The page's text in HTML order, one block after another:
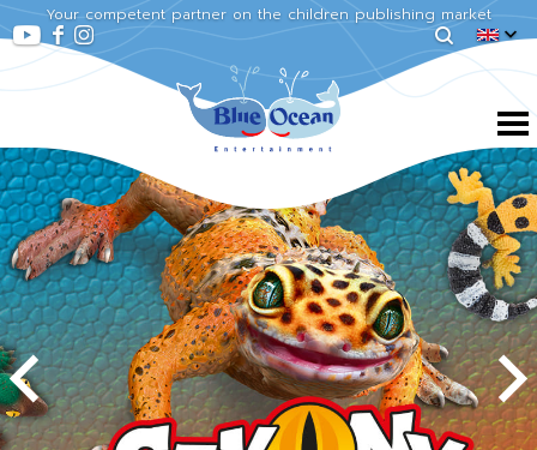
Your competent partner on the children publishing market